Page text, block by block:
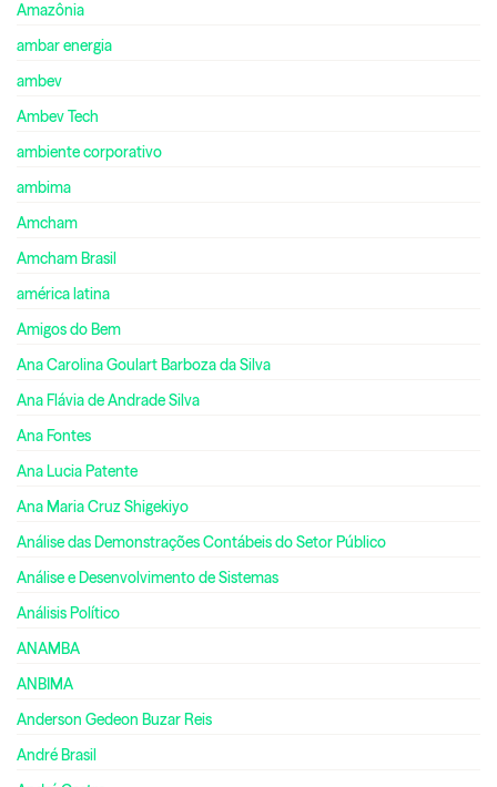
Amazônia
ambar energia
ambev
Ambev Tech
ambiente corporativo
ambima
Amcham
Amcham Brasil
américa latina
Amigos do Bem
Ana Carolina Goulart Barboza da Silva
Ana Flávia de Andrade Silva
Ana Fontes
Ana Lucia Patente
Ana Maria Cruz Shigekiyo
Análise das Demonstrações Contábeis do Setor Público
Análise e Desenvolvimento de Sistemas
Análisis Político
ANAMBA
ANBIMA
Anderson Gedeon Buzar Reis
André Brasil